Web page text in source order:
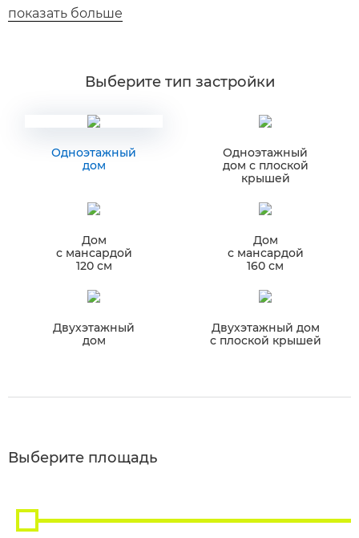
Обмазочная гидроизоляция цокольной балки
Устройство выводов канализации и водопровода
Устройство черного пола
Кладка стен из блока 32*40*20 1 этажа
Бетонирование колонн и перемычек 1 эт
Бетонирование колонн и перемычек 2 эт
Бетонирование лестницы
показать больше
Выберите тип застройки
Одноэтажный
дом
Одноэтажный
дом с плоской
крышей
Дом
с мансардой
120 см
Дом
с мансардой
160 см
Двухэтажный
дом
Двухэтажный дом
с плоской крышей
Выберите площадь